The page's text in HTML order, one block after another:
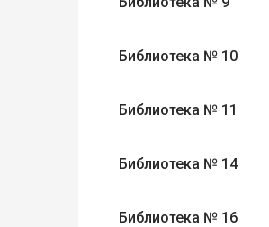
Библиотека № 10
Библиотека № 11
Библиотека № 14
Библиотека № 16